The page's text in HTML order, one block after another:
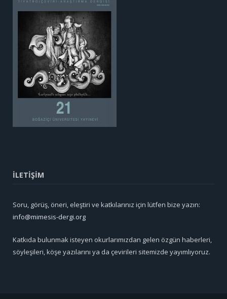
İLETİŞİM
Soru, görüş, öneri, eleştiri ve katkılarınız için lütfen bize yazın:
info@mimesis-dergi.org
Katkıda bulunmak isteyen okurlarımızdan gelen özgün haberleri,
söyleşileri, köşe yazılarını ya da çevirileri sitemizde yayımlıyoruz.